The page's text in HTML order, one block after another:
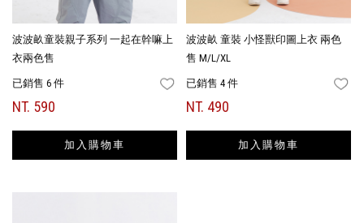
波波畝童裝親子系列 一起在幹嘛上
衣兩色售
已銷售 6 件 FAVORITES
NT. 590
加入購物車
波波畝 童裝 小怪獸印圖上衣 兩色
售 M/L/XL
已銷售 4 件
NT. 490
加入購物車